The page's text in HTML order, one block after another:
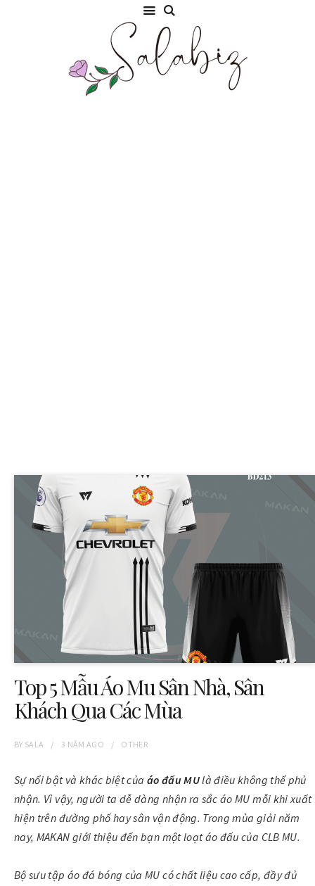
Top 5 Mẫu Áo Mu Sân Nhà, Sân
Khách Qua Các Mùa
BY SALA 3 NĂM AGO OTHER
Sự nổi bật và khác biệt của áo đấu MUlà điều không thể phủ
nhận. Vì vậy, người ta dễ dàng nhận ra sắc áo MU mỗi khi xuất
hiện trên đường phố hay sân vận động. Trong mùa giải năm
nay, MAKAN giới thiệu đến bạn một loạt áo đấu của CLB MU.
Bộ sưu tập áo đá bóng của MU có chất liệu cao cấp, đầy đủ